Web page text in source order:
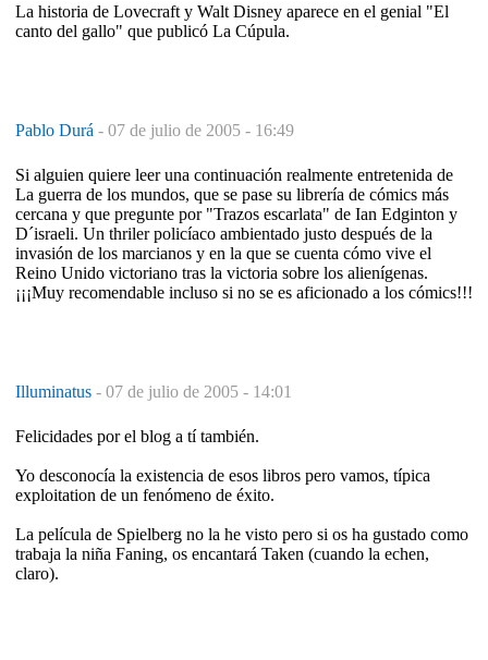
La historia de Lovecraft y Walt Disney aparece en el genial "El
canto del gallo" que publicó La Cúpula.
Pablo Durá - 07 de julio de 2005 - 16:49
Si alguien quiere leer una continuación realmente entretenida de
La guerra de los mundos, que se pase su librería de cómics más
cercana y que pregunte por "Trazos escarlata" de Ian Edginton y
D´israeli. Un thriler policíaco ambientado justo después de la
invasión de los marcianos y en la que se cuenta cómo vive el
Reino Unido victoriano tras la victoria sobre los alienígenas.
¡¡¡Muy recomendable incluso si no se es aficionado a los cómics!!!
Illuminatus - 07 de julio de 2005 - 14:01
Felicidades por el blog a tí también.
Yo desconocía la existencia de esos libros pero vamos, típica
exploitation de un fenómeno de éxito.
La película de Spielberg no la he visto pero si os ha gustado como
trabaja la niña Faning, os encantará Taken (cuando la echen,
claro).